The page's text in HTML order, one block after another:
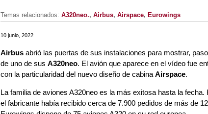
Temas relacionados: A320neo., Airbus, Airspace, Eurowings
10 junio, 2022
Airbusabrió las puertas de sus instalaciones para mostrar,
de uno de sus A320neo. El avión que aparece en el vídeo fue
con la particularidad del nuevo diseño de cabina Airspace.
La familia de aviones A320neo es la más exitosa hasta la fecha.
el fabricante había recibido cerca de 7.900 pedidos de más de